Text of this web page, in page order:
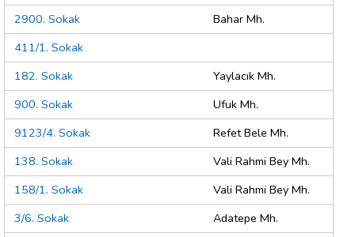
2900. Sokak
Bahar Mh.
411/1. Sokak
182. Sokak
Yaylacık Mh.
900. Sokak
Ufuk Mh.
9123/4. Sokak
Refet Bele Mh.
138. Sokak
Vali Rahmi Bey Mh.
158/1. Sokak
Vali Rahmi Bey Mh.
3/6. Sokak
Adatepe Mh.